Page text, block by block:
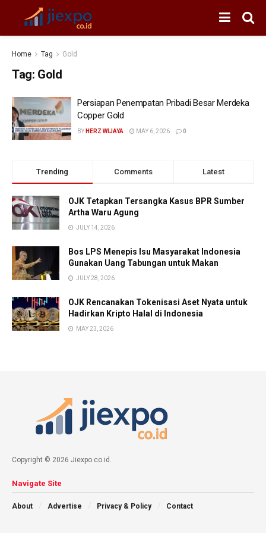
Home Tag Gold
Tag: Gold
Persiapan Penempatan Pribadi Besar Merdeka
Copper Gold
BY HERZ WIJAYA MAY 6, 2026 0
Trending Comments Latest
OJK Tetapkan Tersangka Kasus BPR Sumber
Artha Waru Agung
JULY 14, 2026
Bos LPS Menepis Isu Masyarakat Indonesia
Gunakan Uang Tabungan untuk Makan
JULY 28, 2026
OJK Rencanakan Tokenisasi Aset Nyata untuk
Hadirkan Kripto Halal di Indonesia
MAY 23, 2026
Copyright © 2026 Jiexpo.co.id.
Navigate Site
About Advertise Privacy & Policy Contact